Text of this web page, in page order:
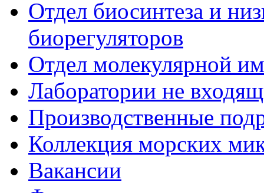
Отдел биосинтеза и
биорегуляторов
Отдел молекулярной
Лаборатории не
Производственные
Коллекция морских
Вакансии